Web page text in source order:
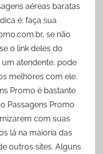
aéreas baratas
é: faça sua
se não
o link deles do
atendente, pode
melhores com ele.
Promo é bastante
Passagens Promo
com suas
lá na maioria das
outros sites. Alguns